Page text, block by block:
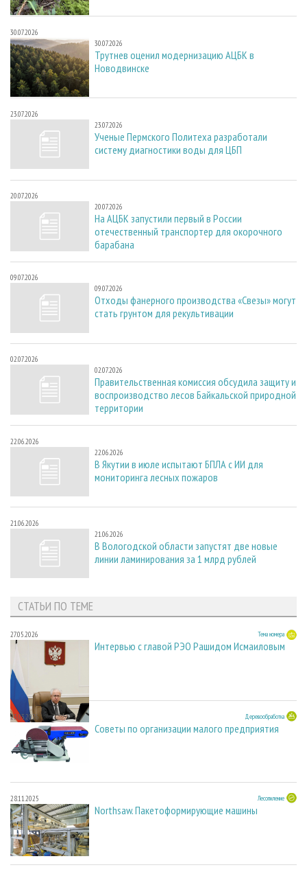
30.07.2026
30.07.2026
Трутнев оценил модернизацию АЦБК в
Новодвинске
23.07.2026
23.07.2026
Ученые Пермского Политеха разработали
систему диагностики воды для ЦБП
20.07.2026
20.07.2026
На АЦБК запустили первый в России
отечественный транспортер для окорочного
барабана
09.07.2026
09.07.2026
Отходы фанерного производства «Свезы» могут
стать грунтом для рекультивации
02.07.2026
02.07.2026
Правительственная комиссия обсудила защиту и
воспроизводство лесов Байкальской природной
территории
22.06.2026
22.06.2026
В Якутии в июле испытают БПЛА с ИИ для
мониторинга лесных пожаров
21.06.2026
21.06.2026
В Вологодской области запустят две новые
линии ламинирования за 1 млрд рублей
СТАТЬИ ПО ТЕМЕ
27.05.2026 Тема номера
Интервью с главой РЭО Рашидом Исмаиловым
23.03.2026 Деревообработка
Советы по организации малого предприятия
28.11.2025 Лесопиление
Northsaw. Пакетоформирующие машины